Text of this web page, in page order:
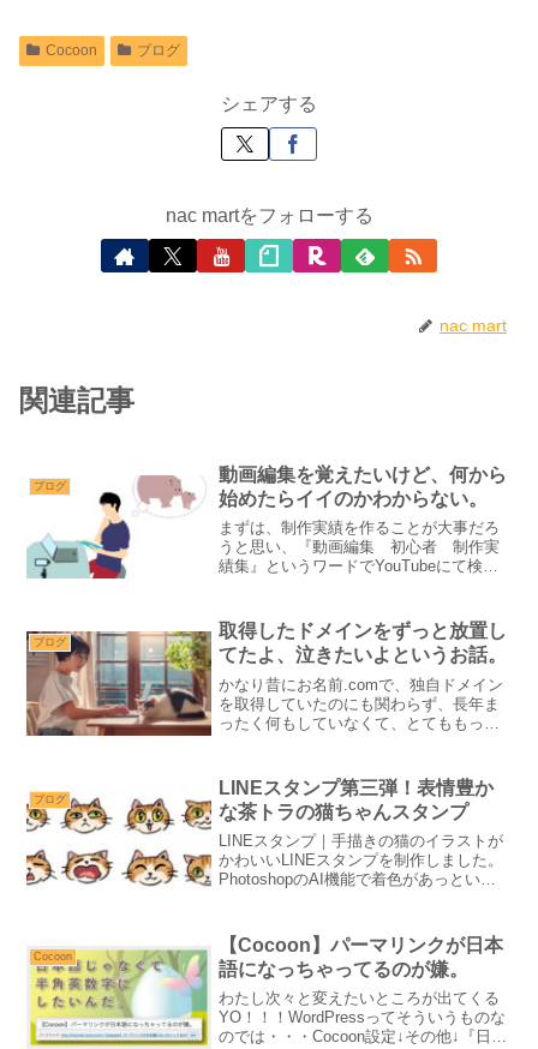
Cocoon ブログ
シェアする
nac martをフォローする
nac mart
関連記事
ブログ
動画編集を覚えたいけど、何から
始めたらイイのかわからない。
まずは、制作実績を作ることが大事だろ
うと思い、『動画編集 初心者 制作実
績集』というワードでYouTubeにて検
ど、確かに。まずは完コピか〜！！さて
どんな動画を再現して...
ブログ
取得したドメインをずっと放置し
てたよ、泣きたいよというお話。
かなり昔にお名前.comで、独自ドメイン
を取得していたのにも関わらず、長年ま
ったく何もしていなくて、とてももった
きました。
ブログ
LINEスタンプ第三弾！表情豊か
な茶トラの猫ちゃんスタンプ
LINEスタンプ｜手描きの猫のイラストが
かわいいLINEスタンプを制作しました。
PhotoshopのAI機能で着色があっという
Cocoon
【Cocoon】パーマリンクが日本
語になっちゃってるのが嫌。
わたし次々と変えたいところが出てくる
YO！！！WordPressってそういうものな
のでは・・・Cocoon設定↓その他↓『日本